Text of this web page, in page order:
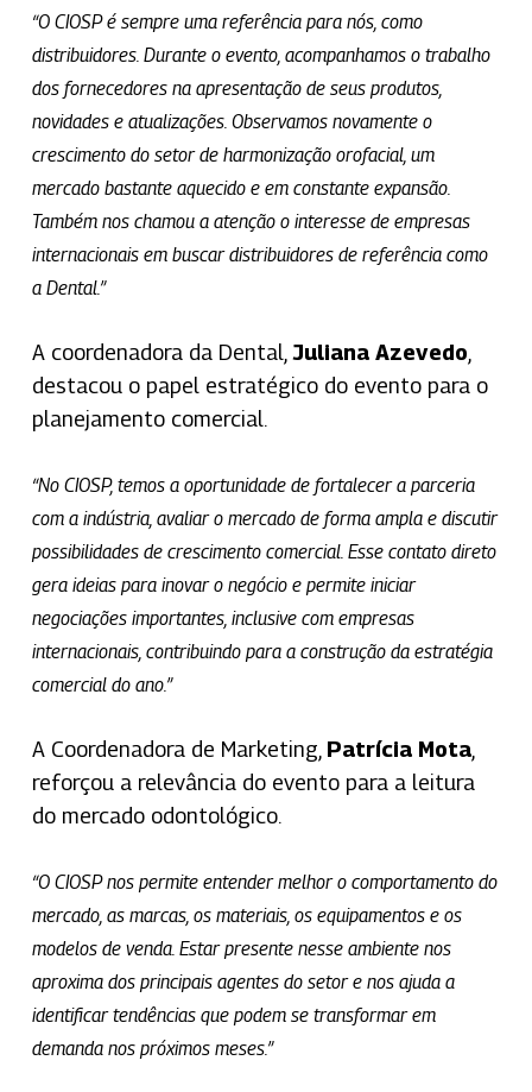
“O CIOSP é sempre uma referência para nós, como
distribuidores. Durante o evento, acompanhamos o trabalho
dos fornecedores na apresentação de seus produtos,
novidades e atualizações. Observamos novamente o
crescimento do setor de harmonização orofacial, um
mercado bastante aquecido e em constante expansão.
Também nos chamou a atenção o interesse de empresas
internacionais em buscar distribuidores de referência como
a Dental.”
A coordenadora da Dental, Juliana Azevedo
destacou o papel estratégico do evento para o
planejamento comercial.
“No CIOSP, temos a oportunidade de fortalecer a parceria
com a indústria, avaliar o mercado de forma ampla e discutir
possibilidades de crescimento comercial. Esse contato direto
gera ideias para inovar o negócio e permite iniciar
negociações importantes, inclusive com empresas
internacionais, contribuindo para a construção da estratégia
comercial do ano.”
A Coordenadora de Marketing, Patrícia Mota,
reforçou a relevância do evento para a leitura
do mercado odontológico.
“O CIOSP nos permite entender melhor o comportamento do
mercado, as marcas, os materiais, os equipamentos e os
modelos de venda. Estar presente nesse ambiente nos
aproxima dos principais agentes do setor e nos ajuda a
identificar tendências que podem se transformar em
demanda nos próximos meses.”